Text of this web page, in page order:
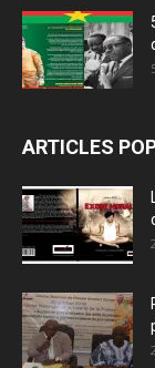
ARTICLES